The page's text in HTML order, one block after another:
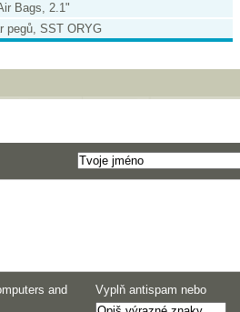
Bags, 2.1"
pegů, SST ORYG
Vyplň antispam nebo